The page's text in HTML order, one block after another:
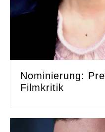
Nominierung:
Filmkritik